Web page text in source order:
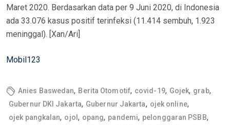
Maret 2020. Berdasarkan data per 9 Juni 2020, di Indonesia
ada 33.076 kasus positif terinfeksi (11.414 sembuh, 1.923
meninggal). [Xan/Ari]
Mobil123
Anies Baswedan, Berita Otomotif, covid-19, Gojek, grab,
Gubernur DKI Jakarta, Gubernur Jakarta, ojek online,
ojek pangkalan, ojol , opang, pandemi, pelonggaran PSBB,